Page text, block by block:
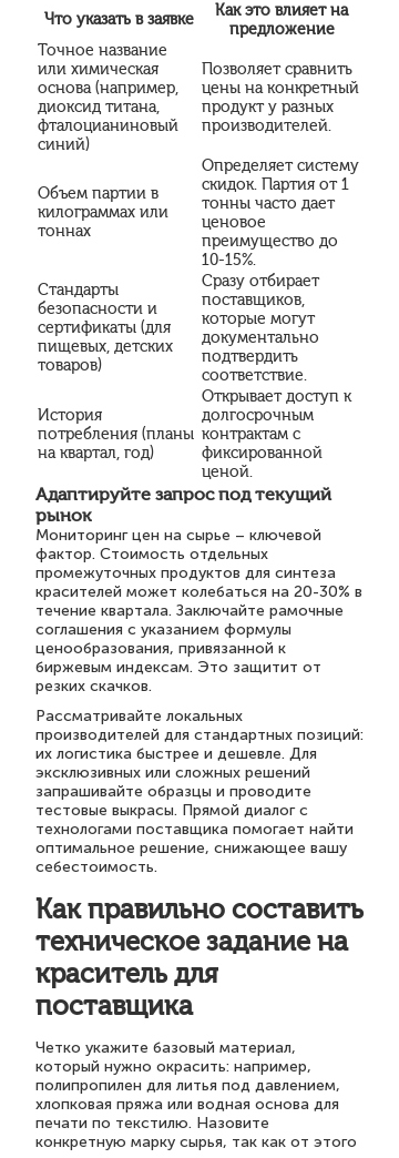
Что указать в заявке
Как это влияет на
предложение
Точное название
или химическая
основа (например,
диоксид титана,
фталоцианиновый
синий)
Позволяет сравнить
цены на конкретный
продукт у разных
производителей.
Объем партии в
килограммах или
тоннах
Определяет систему
скидок. Партия от 1
тонны часто дает
ценовое
преимущество до
10-15%.
Стандарты
безопасности и
сертификаты (для
пищевых, детских
товаров)
Сразу отбирает
поставщиков,
которые могут
документально
подтвердить
соответствие.
История
потребления (планы
на квартал, год)
Открывает доступ к
долгосрочным
контрактам с
фиксированной
ценой.
Адаптируйте запрос под текущий
рынок
Мониторинг цен на сырье – ключевой
фактор. Стоимость отдельных
промежуточных продуктов для синтеза
красителей может колебаться на 20-30% в
течение квартала. Заключайте рамочные
соглашения с указанием формулы
ценообразования, привязанной к
биржевым индексам. Это защитит от
резких скачков.
Рассматривайте локальных
производителей для стандартных позиций:
их логистика быстрее и дешевле. Для
эксклюзивных или сложных решений
запрашивайте образцы и проводите
тестовые выкрасы. Прямой диалог с
технологами поставщика помогает найти
оптимальное решение, снижающее вашу
себестоимость.
Как правильно составить
техническое задание на
краситель для
поставщика
Четко укажите базовый материал,
который нужно окрасить: например,
полипропилен для литья под давлением,
хлопковая пряжа или водная основа для
печати по текстилю. Назовите
конкретную марку сырья, так как от этого